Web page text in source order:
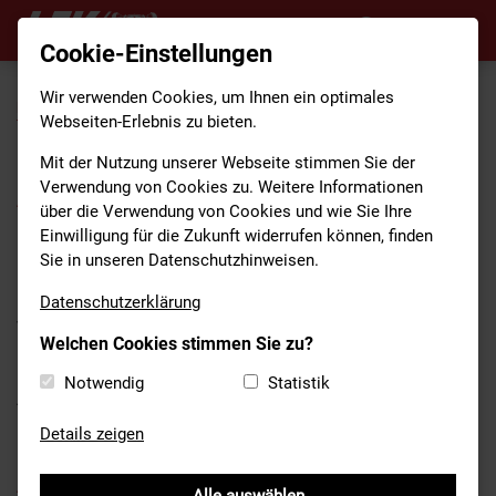
HOME / ANGEBOTE / AKTIONEN
Aktionen, Seminare des LFV Bayern
und mehr
Kooperation mit Partnern - Aktionen, Seminare und
Veranstaltungen für die bayerischen Feuerwehren.
Hier finden Sie eine Zusammenstellung aktuell laufender
Aktionen und eine Auswahl von vergangenen Aktionen.
Aktuelle Aktionen und Seminare
Cookie-Einstellungen
Wir verwenden Cookies, um Ihnen ein optimales
Webseiten-Erlebnis zu bieten.
Mit der Nutzung unserer Webseite stimmen Sie der
Verwendung von Cookies zu. Weitere Informationen
über die Verwendung von Cookies und wie Sie Ihre
Einwilligung für die Zukunft widerrufen können, finden
Sie in unseren Datenschutzhinweisen.
Datenschutzerklärung
Welchen Cookies stimmen Sie zu?
Notwendig Statistik
Details zeigen